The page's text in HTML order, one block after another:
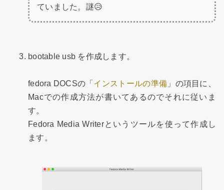
ていました。謎😥
bootable usb を作成します。
fedora DOCSの「 インストールの準備 」の項目に、
Macでの作成方法が書いてあるのでそれに従いま
す。
Fedora Media Writerというツールを使って作成し
ます。